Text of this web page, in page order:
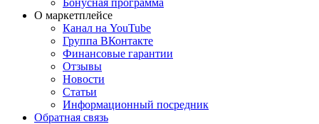
Бонусная программа
О маркетплейсе
Канал на YouTube
Группа ВКонтакте
Финансовые гарантии
Отзывы
Новости
Статьи
Информационный посредник
Обратная связь